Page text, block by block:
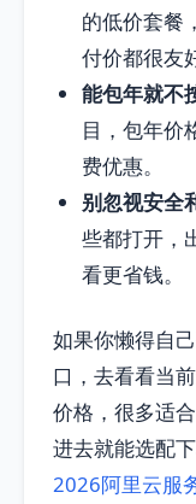
的低价套餐
付价都很友
能包年就不
目，包年价
费优惠。
别忽视安全
些都打开，
看更省钱。
如果你懒得自
口，去看看当
价格，很多适
进去就能选配下
2026阿里云服